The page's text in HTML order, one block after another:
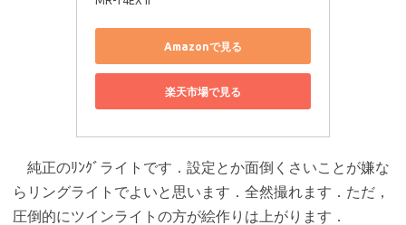
Amazonで見る
楽天市場で見る
純正のﾘﾝｸﾞライトです．設定とか面倒くさいことが嫌な
らリングライトでよいと思います．全然撮れます．ただ，
圧倒的にツインライトの方が絵作りは上がります．